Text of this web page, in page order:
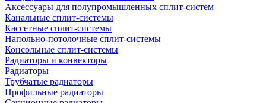
Аксессуары для полупромышленных сплит-систем
Канальные сплит-системы
Кассетные сплит-системы
Напольно-потолочные сплит-системы
Консольные сплит-системы
Радиаторы и конвекторы
Радиаторы
Трубчатые радиаторы
Профильные радиаторы